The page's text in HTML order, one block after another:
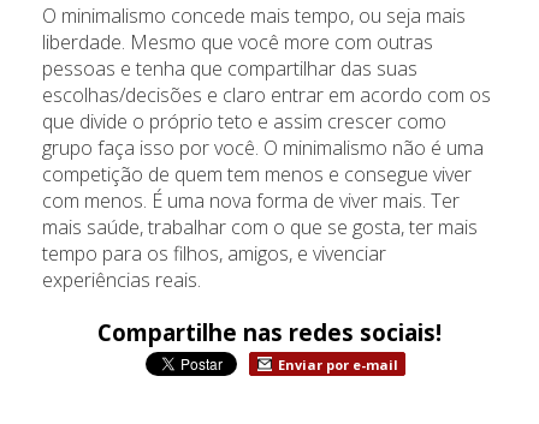
O minimalismo concede mais tempo, ou seja mais
liberdade. Mesmo que você more com outras
pessoas e tenha que compartilhar das suas
escolhas/decisões e claro entrar em acordo com os
que divide o próprio teto e assim crescer como
grupo faça isso por você. O minimalismo não é uma
competição de quem tem menos e consegue viver
com menos. É uma nova forma de viver mais. Ter
mais saúde, trabalhar com o que se gosta, ter mais
tempo para os filhos, amigos, e vivenciar
experiências reais.
Compartilhe nas redes sociais!
Enviar por e-mail